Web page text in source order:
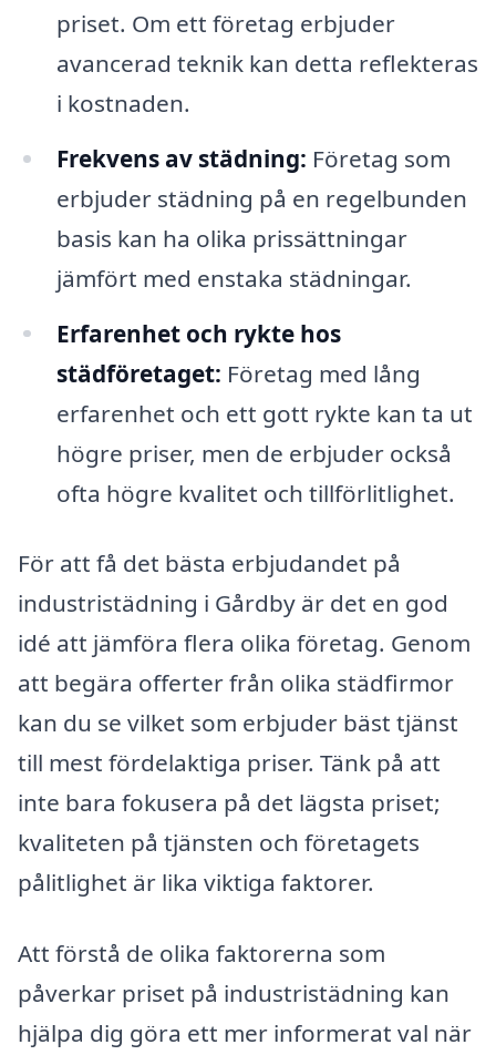
priset. Om ett företag erbjuder
avancerad teknik kan detta reflekteras
i kostnaden.
Frekvens av städning: Företag som
erbjuder städning på en regelbunden
basis kan ha olika prissättningar
jämfört med enstaka städningar.
Erfarenhet och rykte hos
städföretaget: Företag med lång
erfarenhet och ett gott rykte kan ta ut
högre priser, men de erbjuder också
ofta högre kvalitet och tillförlitlighet.
För att få det bästa erbjudandet på
industristädning i Gårdby är det en god
idé att jämföra flera olika företag. Genom
att begära offerter från olika städfirmor
kan du se vilket som erbjuder bäst tjänst
till mest fördelaktiga priser. Tänk på att
inte bara fokusera på det lägsta priset;
kvaliteten på tjänsten och företagets
pålitlighet är lika viktiga faktorer.
Att förstå de olika faktorerna som
påverkar priset på industristädning kan
hjälpa dig göra ett mer informerat val när